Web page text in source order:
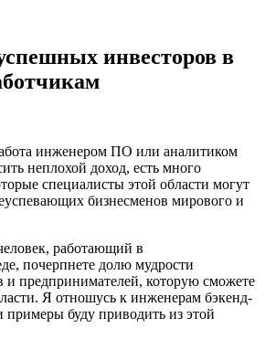
инвесторов в
инженером ПО или аналитиком
неплохой доход, есть много
специалисты этой области могут
бизнесменов мирового и
работающий в
почерпнете долю мудрости
и предпринимателей, которую сможете
Я отношусь к инженерам бэкенд-
примеры буду приводить из этой